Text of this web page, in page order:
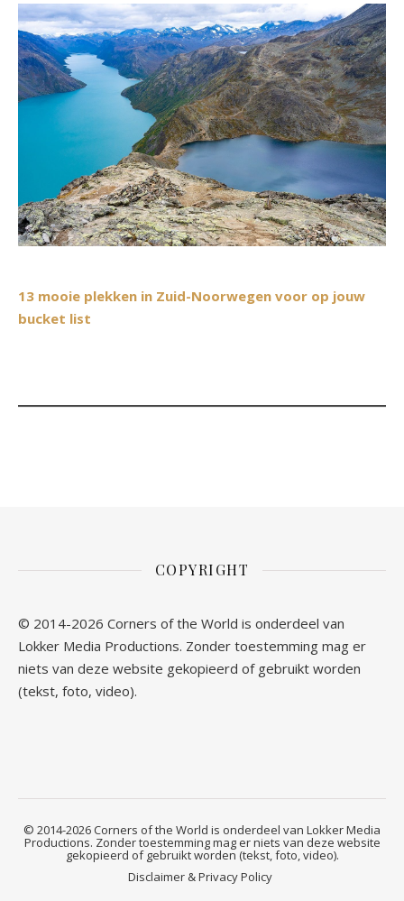
13 mooie plekken in Zuid-Noorwegen voor op jouw
bucket list
COPYRIGHT
© 2014-2026 Corners of the World is onderdeel van
Lokker Media Productions. Zonder toestemming mag er
niets van deze website gekopieerd of gebruikt worden
(tekst, foto, video).
© 2014-2026 Corners of the World is onderdeel van Lokker Media
Productions. Zonder toestemming mag er niets van deze website
gekopieerd of gebruikt worden (tekst, foto, video).
Disclaimer & Privacy Policy